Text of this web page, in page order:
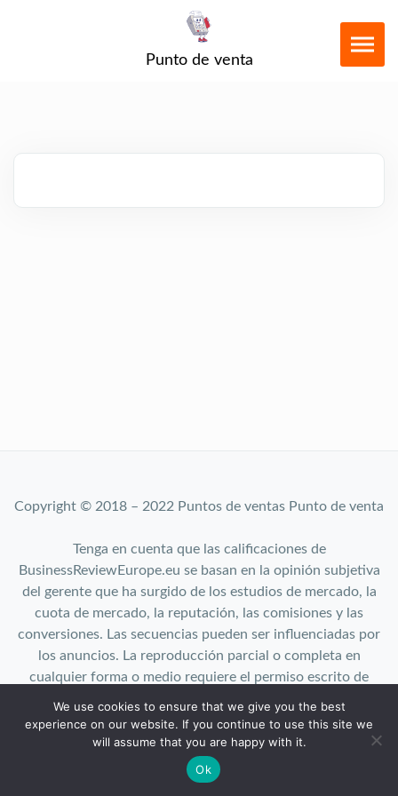
Punto de venta
Copyright © 2018 – 2022 Puntos de ventas Punto de venta
Tenga en cuenta que las calificaciones de
BusinessReviewEurope.eu se basan en la opinión subjetiva
del gerente que ha surgido de los estudios de mercado, la
cuota de mercado, la reputación, las comisiones y las
conversiones. Las secuencias pueden ser influenciadas por
los anuncios. La reproducción parcial o completa en
cualquier forma o medio requiere el permiso escrito de
Top 10 | About us | User agreement| Cookies | Privacy
Policy
We use cookies to ensure that we give you the best
experience on our website. If you continue to use this site we
will assume that you are happy with it.
Ok